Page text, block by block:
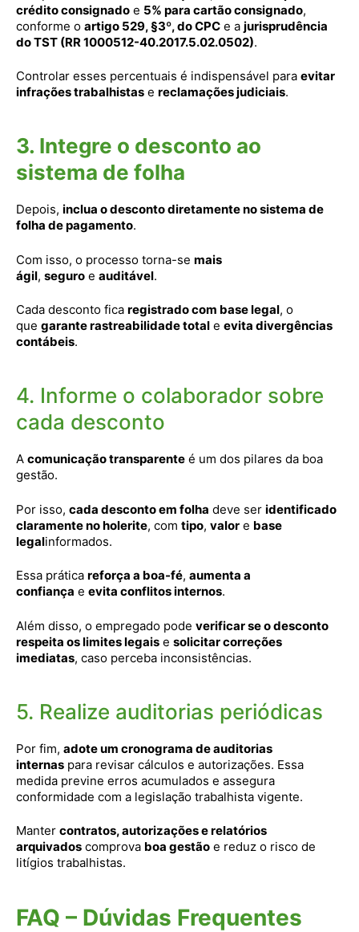
crédito consignado e 5% para cartão consignado,
conforme o artigo 529, §3º, do CPC e a jurisprudência
do TST (RR 1000512-40.2017.5.02.0502).
Controlar esses percentuais é indispensável para evitar
infrações trabalhistas e reclamações judiciais.
3. Integre o desconto ao
sistema de folha
Depois, inclua o desconto diretamente no sistema de
folha de pagamento.
Com isso, o processo torna-se mais
ágil, seguro e auditável.
Cada desconto fica registrado com base legal, o
que garante rastreabilidade total e evita divergências
contábeis.
4. Informe o colaborador sobre
cada desconto
A comunicação transparente é um dos pilares da boa
gestão.
Por isso, cada desconto em folha deve ser identificado
claramente no holerite, com tipo, valor e base
legalinformados.
Essa prática reforça a boa-fé, aumenta a
confiança e evita conflitos internos.
Além disso, o empregado pode verificar se o desconto
respeita os limites legais e solicitar correções
imediatas, caso perceba inconsistências.
5. Realize auditorias periódicas
Por fim, adote um cronograma de auditorias
internas para revisar cálculos e autorizações. Essa
medida previne erros acumulados e assegura
conformidade com a legislação trabalhista vigente.
Manter contratos, autorizações e relatórios
arquivados comprova boa gestão e reduz o risco de
litígios trabalhistas.
FAQ – Dúvidas Frequentes